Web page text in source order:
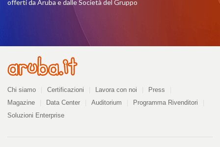
offerti da Aruba e dalle Società del Gruppo
Azienda
Chi siamo Certificazioni Lavora con noi
Press
Magazine
Data Center Auditorium
Programma Rivenditori
Soluzioni Enterprise